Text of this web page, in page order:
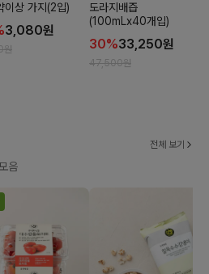
이상 가지(2입)
3,080원
원
도라지배즙
(100mLx40개입)
30%33,250원
47,500원
음
전체 보기